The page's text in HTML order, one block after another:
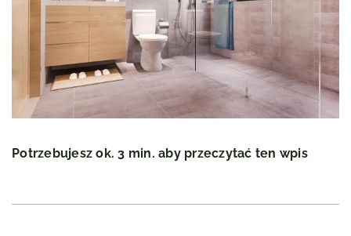
Potrzebujesz ok. 3 min. aby przeczytać ten wpis